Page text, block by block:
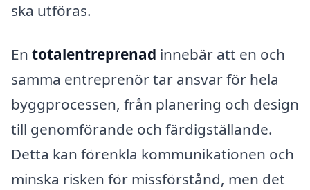
ska utföras.
En totalentreprenad innebär att en och
samma entreprenör tar ansvar för hela
byggprocessen, från planering och design
till genomförande och färdigställande.
Detta kan förenkla kommunikationen och
minska risken för missförstånd, men det